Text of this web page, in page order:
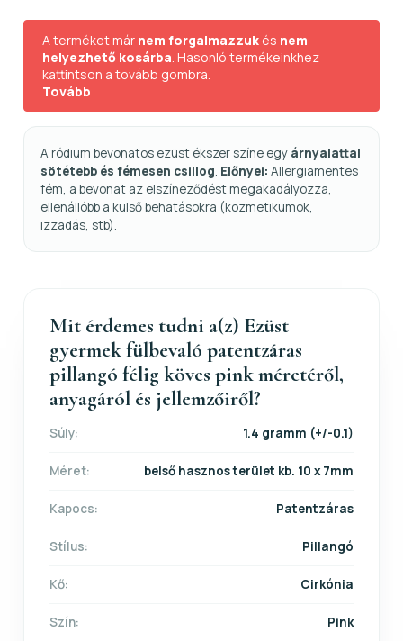
A terméket már nem forgalmazzuk és nem
helyezhető kosárba . Hasonló termékeinkhez
kattintson a tovább gombra.
Tovább
A ródium bevonatos ezüst ékszer színe egy árnyalattal
sötétebb és fémesen csillog. Előnyei: Allergiamentes
fém, a bevonat az elszíneződést megakadályozza,
ellenállóbb a külső behatásokra (kozmetikumok,
izzadás, stb).
Mit érdemes tudni a(z) Ezüst
gyermek fülbevaló patentzáras
pillangó félig köves pink méretéről,
anyagáról és jellemzőiről?
Súly: 1.4 gramm (+/-0.1)
Méret: belső hasznos terület kb. 10 x 7mm
Kapocs: Patentzáras
Stílus: Pillangó
Kő: Cirkónia
Szín: Pink